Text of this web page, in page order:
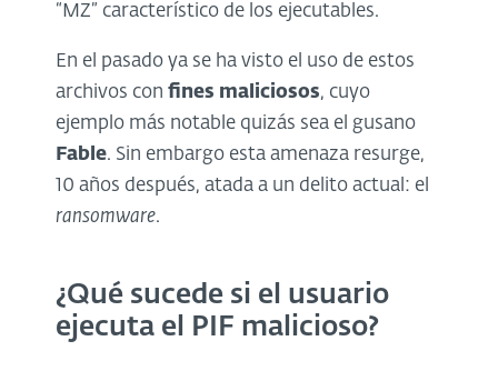
“MZ” característico de los ejecutables.
En el pasado ya se ha visto el uso de estos
archivos con fines maliciosos, cuyo
ejemplo más notable quizás sea el gusano
Fable. Sin embargo esta amenaza resurge,
10 años después, atada a un delito actual: el
ransomware.
¿Qué sucede si el usuario
ejecuta el PIF malicioso?